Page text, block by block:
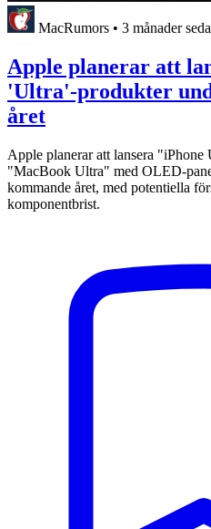
MacRumors • 3 månader
Apple planerar att
'Ultra'-produkter
året
Apple planerar att lansera
"MacBook Ultra" med OLED-
kommande året, med potentiella
komponentbrist.